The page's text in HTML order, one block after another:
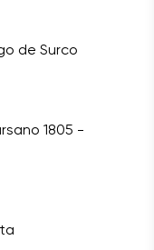
de Surco
1805 -